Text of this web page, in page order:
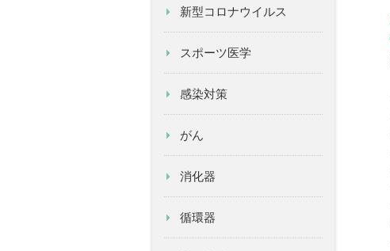
新型コロナウイルス
スポーツ医学
感染対策
がん
消化器
循環器